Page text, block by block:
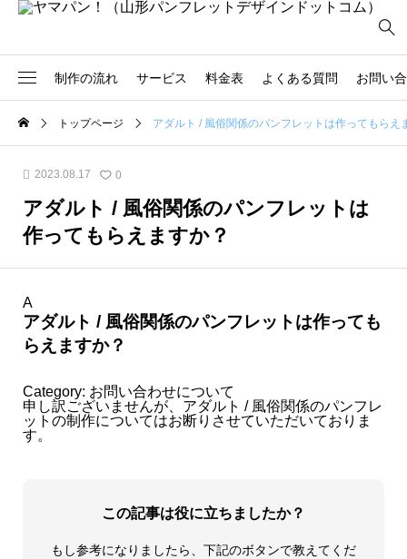
制作の流れ サービス 料金表 よくある質問 お問い
社員必携
ハサ*メル
観光パンフレット 2
報告書 3
会社案内 16
採用パンフレット
商品カタログ
サービス案内
記念誌
トップページ アダルト / 風俗関係のパンフレットは作ってもらえ
2023.08.17 0
アダルト / 風俗関係のパンフレットは
作ってもらえますか？
A
アダルト / 風俗関係のパンフレットは作っても
らえますか？
Category: お問い合わせについて
申し訳ございませんが、アダルト / 風俗関係のパンフレ
ットの制作についてはお断りさせていただいておりま
す。
この記事は役に立ちましたか？
もし参考になりましたら、下記のボタンで教えてくだ